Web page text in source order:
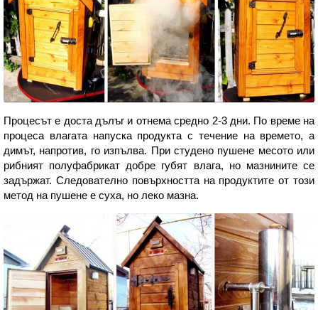
Процесът е доста дълъг и отнема средно 2-3 дни. По време на
процеса влагата напуска продукта с течение на времето, а
димът, напротив, го изпълва. При студено пушене месото или
рибният полуфабрикат добре губят влага, но мазнините се
задържат. Следователно повърхността на продуктите от този
метод на пушене е суха, но леко мазна.